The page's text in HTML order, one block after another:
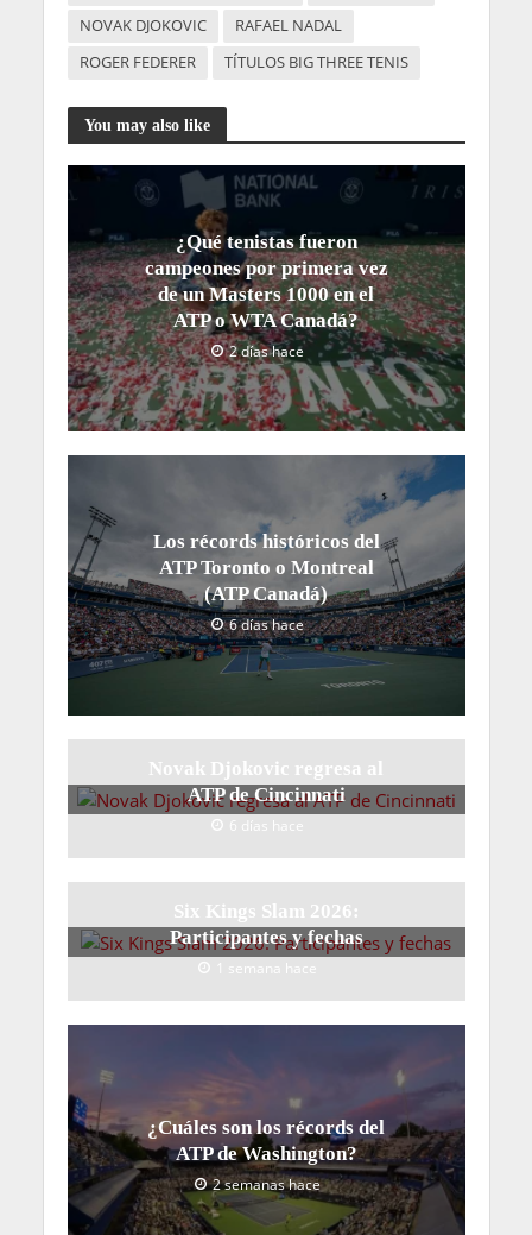
NOVAK DJOKOVIC
RAFAEL NADAL
ROGER FEDERER
TÍTULOS BIG THREE TENIS
You may also like
¿Qué tenistas fueron
campeones por primera vez
de un Masters 1000 en el
ATP o WTA Canadá?
2 días hace
Los récords históricos del
ATP Toronto o Montreal
(ATP Canadá)
6 días hace
Novak Djokovic regresa al
ATP de Cincinnati
6 días hace
Six Kings Slam 2026:
Participantes y fechas
1 semana hace
¿Cuáles son los récords del
ATP de Washington?
2 semanas hace